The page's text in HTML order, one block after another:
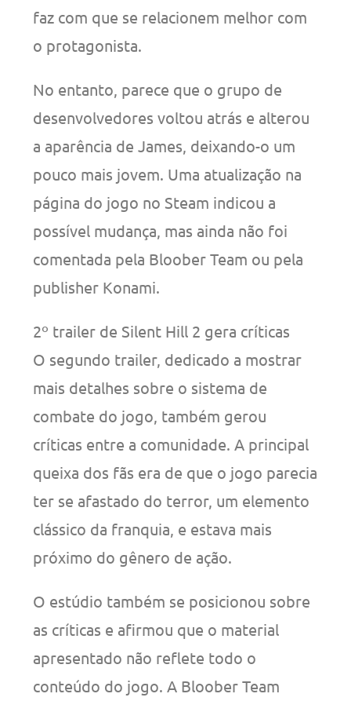
faz com que se relacionem melhor com
o protagonista.
No entanto, parece que o grupo de
desenvolvedores voltou atrás e alterou
a aparência de James, deixando-o um
pouco mais jovem. Uma atualização na
página do jogo no Steam indicou a
possível mudança, mas ainda não foi
comentada pela Bloober Team ou pela
publisher Konami.
2º trailer de Silent Hill 2 gera críticas
O segundo trailer, dedicado a mostrar
mais detalhes sobre o sistema de
combate do jogo, também gerou
críticas entre a comunidade. A principal
queixa dos fãs era de que o jogo parecia
ter se afastado do terror, um elemento
clássico da franquia, e estava mais
próximo do gênero de ação.
O estúdio também se posicionou sobre
as críticas e afirmou que o material
apresentado não reflete todo o
conteúdo do jogo. A Bloober Team